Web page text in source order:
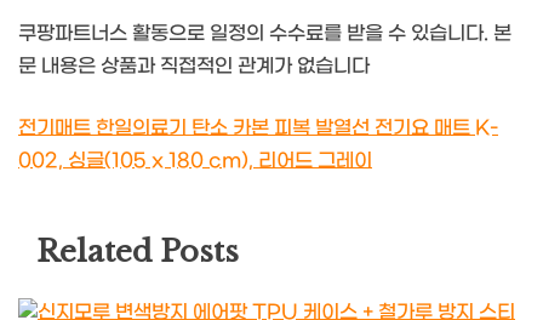
쿠팡파트너스 활동으로 일정의 수수료를 받을 수 있습니다. 본
문 내용은 상품과 직접적인 관계가 없습니다
전기매트 한일의료기 탄소 카본 피복 발열선 전기요 매트 K-
002, 싱글(105 x 180 cm), 리어드 그레이
Related Posts